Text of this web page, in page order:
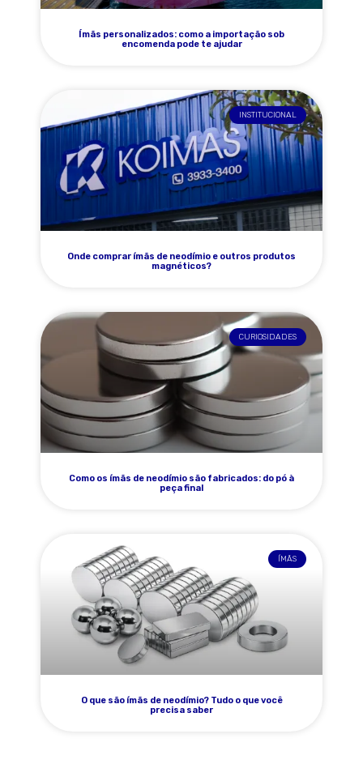
Ímãs personalizados: como a importação sob
encomenda pode te ajudar
INSTITUCIONAL
Onde comprar ímãs de neodímio e outros produtos
magnéticos?
CURIOSIDADES
Como os ímãs de neodímio são fabricados: do pó à
peça final
ÍMÃS
O que são ímãs de neodímio? Tudo o que você
precisa saber